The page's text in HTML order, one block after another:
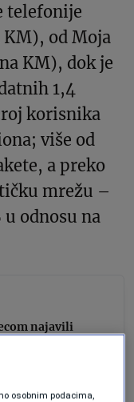
telefonije
od Moja
KM), dok je
1,4
korisnika
više od
a preko
mrežu –
odnosu na
najavili
osobnim podacima,